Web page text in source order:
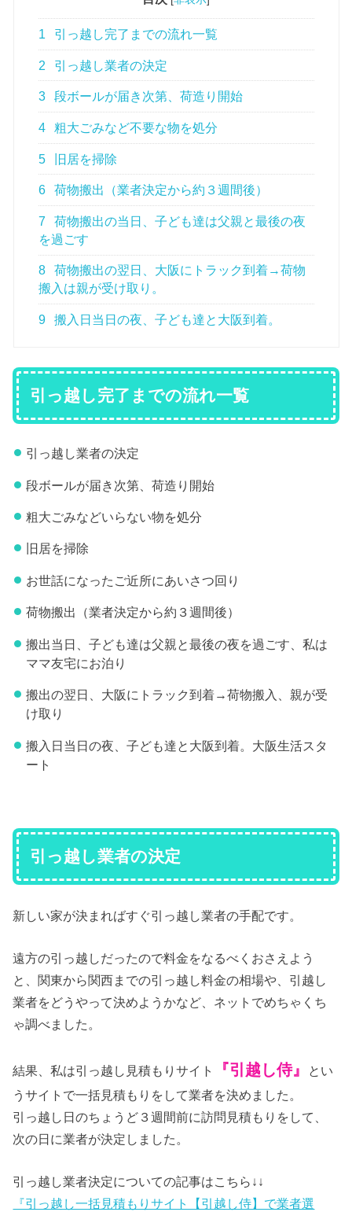
1 引っ越し完了までの流れ一覧
2 引っ越し業者の決定
3 段ボールが届き次第、荷造り開始
4 粗大ごみなど不要な物を処分
5 旧居を掃除
6 荷物搬出（業者決定から約３週間後）
7
荷物搬出の当日、子ども達は父親と最後の夜
を過ごす
8
荷物搬出の翌日、大阪にトラック到着→荷物
搬入は親が受け取り。
9 搬入日当日の夜、子ども達と大阪到着。
引っ越し完了までの流れ一覧
引っ越し業者の決定
段ボールが届き次第、荷造り開始
粗大ごみなどいらない物を処分
旧居を掃除
お世話になったご近所にあいさつ回り
荷物搬出（業者決定から約３週間後）
搬出当日、子ども達は父親と最後の夜を過ごす、私は
ママ友宅にお泊り
搬出の翌日、大阪にトラック到着→荷物搬入、親が受
け取り
搬入日当日の夜、子ども達と大阪到着。大阪生活スタ
ート
引っ越し業者の決定
新しい家が決まればすぐ引っ越し業者の手配です。
遠方の引っ越しだったので料金をなるべくおさえよう
と、関東から関西までの引っ越し料金の相場や、引越し
業者をどうやって決めようかなど、ネットでめちゃくち
ゃ調べました。
結果、私は引っ越し見積もりサイト 『引越し侍』
とい
うサイトで一括見積もりをして業者を決めました。
引っ越し日のちょうど３週間前に訪問見積もりをして、
次の日に業者が決定しました。
引っ越し業者決定についての記事はこちら↓↓
『引っ越し一括見積もりサイト【引越し侍】で業者選